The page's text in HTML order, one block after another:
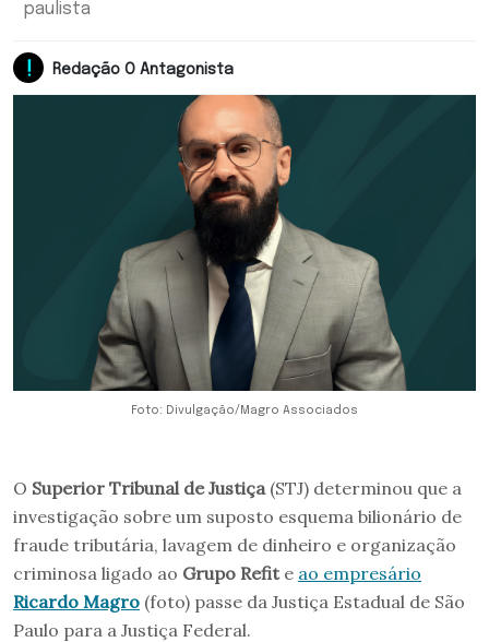
paulista
Redação O Antagonista
Foto: Divulgação/Magro Associados
O Superior Tribunal de Justiça (STJ) determinou que a
investigação sobre um suposto esquema bilionário de
fraude tributária, lavagem de dinheiro e organização
criminosa ligado ao Grupo Refite ao empresário
Ricardo Magro (foto) passe da Justiça Estadual de São
Paulo para a Justiça Federal.